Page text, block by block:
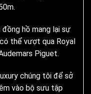
hồ mang lại sự
thể vượt qua Royal
Piguet.
chúng tôi để sở
vào bộ sưu tập